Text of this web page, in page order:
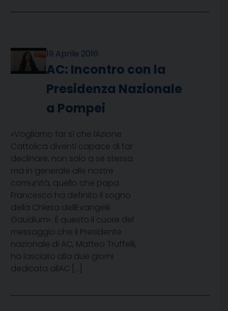
19 Aprile 2016
AC: Incontro con la
Presidenza Nazionale
a Pompei
«Vogliamo far sì che lAzione
Cattolica diventi capace di far
declinare, non solo a se stessa
ma in generale alle nostre
comunità, quello che papa
Francesco ha definito il sogno
della Chiesa dellEvangelii
Gaudium». È questo il cuore del
messaggio che il Presidente
nazionale di AC, Matteo Truffelli,
ha lasciato alla due giorni
dedicata allAC […]